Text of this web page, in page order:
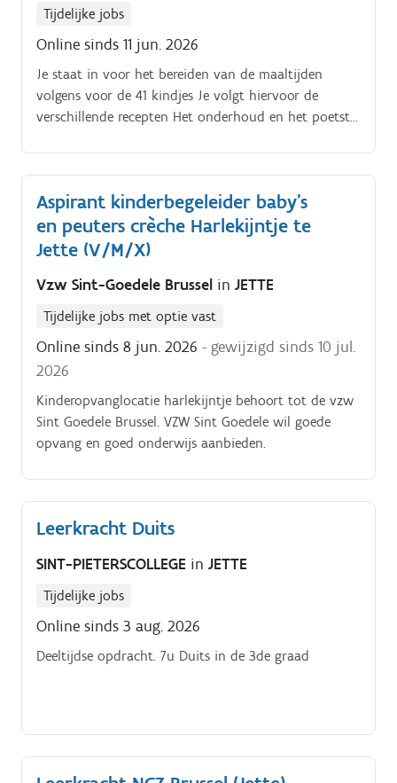
Tijdelijke jobs
Online sinds 11 jun. 2026
Je staat in voor het bereiden van de maaltijden
volgens voor de 41 kindjes Je volgt hiervoor de
verschillende recepten Het onderhoud en het poetst
(houdbaarheidsdatum, temperatuur).
Aspirant kinderbegeleider baby's
en peuters crèche Harlekijntje te
Jette (V/M/X)
Vzw Sint-Goedele Brussel in JETTE
Tijdelijke jobs met optie vast
Online sinds 8 jun. 2026 - gewijzigd sinds 10 jul.
2026
Kinderopvanglocatie harlekijntje behoort tot de vzw
Sint Goedele Brussel. VZW Sint Goedele wil goede
opvang en goed onderwijs aanbieden.
Leerkracht Duits
SINT-PIETERSCOLLEGE in JETTE
Tijdelijke jobs
Online sinds 3 aug. 2026
Deeltijdse opdracht. 7u Duits in de 3de graad